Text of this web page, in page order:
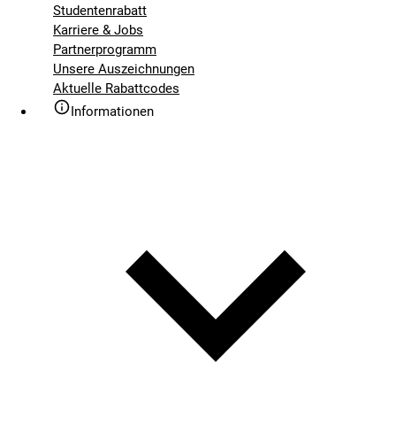
Studentenrabatt
Karriere & Jobs
Partnerprogramm
Unsere Auszeichnungen
Aktuelle Rabattcodes
Informationen